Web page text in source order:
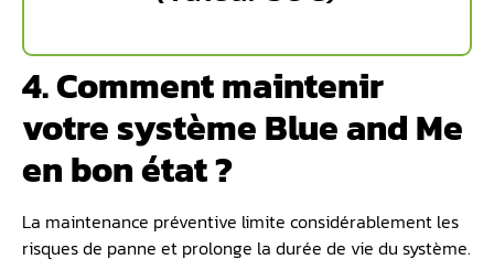
4. Comment maintenir
votre système Blue and Me
en bon état ?
La maintenance préventive limite considérablement les
risques de panne et prolonge la durée de vie du système.